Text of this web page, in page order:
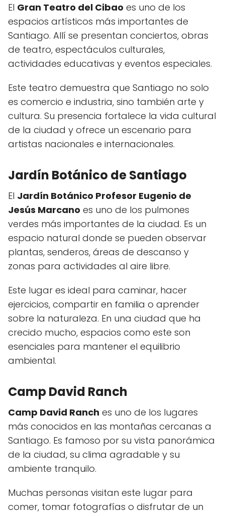
El Gran Teatro del Cibao es uno de los
espacios artísticos más importantes de
Santiago. Allí se presentan conciertos, obras
de teatro, espectáculos culturales,
actividades educativas y eventos especiales.
Este teatro demuestra que Santiago no solo
es comercio e industria, sino también arte y
cultura. Su presencia fortalece la vida cultural
de la ciudad y ofrece un escenario para
artistas nacionales e internacionales.
Jardín Botánico de Santiago
El Jardín Botánico Profesor Eugenio de
Jesús Marcano es uno de los pulmones
verdes más importantes de la ciudad. Es un
espacio natural donde se pueden observar
plantas, senderos, áreas de descanso y
zonas para actividades al aire libre.
Este lugar es ideal para caminar, hacer
ejercicios, compartir en familia o aprender
sobre la naturaleza. En una ciudad que ha
crecido mucho, espacios como este son
esenciales para mantener el equilibrio
ambiental.
Camp David Ranch
Camp David Ranch es uno de los lugares
más conocidos en las montañas cercanas a
Santiago. Es famoso por su vista panorámica
de la ciudad, su clima agradable y su
ambiente tranquilo.
Muchas personas visitan este lugar para
comer, tomar fotografías o disfrutar de un